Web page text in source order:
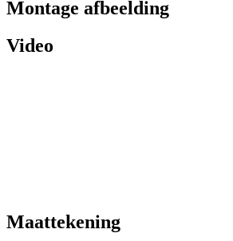
Montage afbeelding
Video
Maattekening